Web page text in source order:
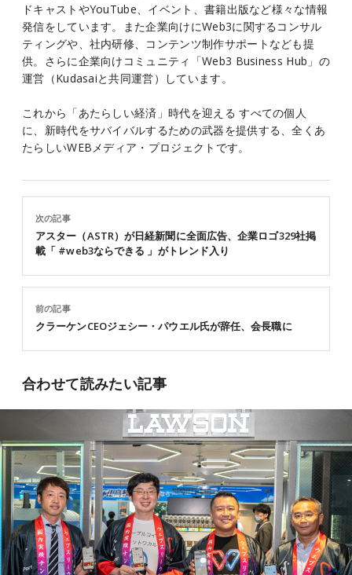
ドキャストやYouTube、イベント、書籍出版など様々な情報
発信をしています。また企業向けにWeb3に関するコンサル
ティングや、社内研修、コンテンツ制作サポートなども提
供。さらに企業向けコミュニティ「Web3 Business Hub」の
運営（Kudasaiと共同運営）しています。
これから「あたらしい経済」時代を迎える すべての個人
に、新時代をサバイバルするための武器を提供する、全くあ
たらしいWEBメディア・プロジェクトです。
前の記事
クラーケンCEOジェシー・パウエル氏が辞任、会長職に
次の記事
アスター（ASTR）が日経新聞に全面広告、企業ロゴ329社掲
載「 #web3ならできる 」がトレンド入り
合わせて読みたい記事